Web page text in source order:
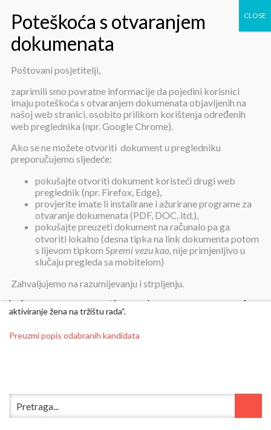
Obavijest o izboru kandidata
Obavijest o izboru kandidata
Objavljeno:23. travnja 2019.
Popis odabranih kandidata za prijam u radni odnos na određeno
vrijeme, na radno mjesto: „Pomoćnica u kući – potpora i podrška
starijim osobama i osobama u nepovoljnom položaju“ u sklopu
aktiviranje žena na tržištu rada“.
Preuzmi popis odabranih kandidata
Poštovani posjetitelji,
zaprimili smo povratne informacije da pojedini korisnici
imaju poteškoća s otvaranjem dokumenata objavljenih na
našoj web stranici, osobito prilikom korištenja određenih
web preglednika (npr. Google Chrome).
Ako se ne možete otvoriti dokument u pregledniku
preporučujemo sljedeće:
pokušajte otvoriti dokument koristeći drugi web
preglednik (npr. Firefox, Edge),
provjerite imate li instalirane i ažurirane programe za
otvaranje dokumenata (PDF, DOC, itd.),
pokušajte preuzeti dokument na računalo pa ga
otvoriti lokalno (desna tipka na link dokumenta potom
s lijevom tipkom Spremi vezu kao, nije primjenljivo u
slučaju pregleda sa mobitelom)
Zahvaljujemo na razumijevanju i strpljenju.